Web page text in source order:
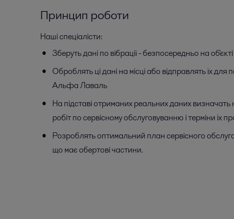
Принцип роботи
Наші спеціалісти:
Зберуть дані по вібрації - безпосередньо на
Оброблять ці дані на місці або відправлять їх для
Альфа Лаваль
На підставі отриманих реальних даних визначать
робіт по сервісному обслуговуванню і терміни їх
Розроблять оптимальний план сервісного
що має обертові частини.